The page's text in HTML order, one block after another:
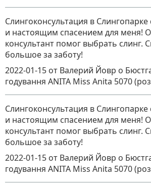
Слингоконсультация в
и настоящим спасением для меня!
консультант помог выбрать слинг.
большое за заботу!
2022-01-15 от Валерий Йовр о
годування ANITA Miss Anita 5070
Слингоконсультация в
и настоящим спасением для меня!
консультант помог выбрать слинг.
большое за заботу!
2022-01-15 от Валерий Йовр о
годування ANITA Miss Anita 5070